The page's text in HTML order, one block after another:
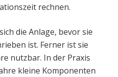
rechnen.
die Anlage, bevor sie
ist. Ferner ist sie
nutzbar. In der Praxis
kleine Komponenten